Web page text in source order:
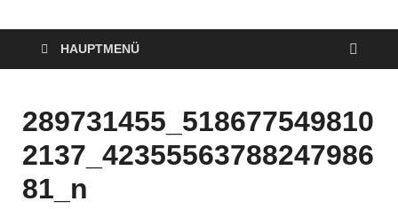
HAUPTMENÜ
289731455_518677549810
2137_42355563788247986
81_n